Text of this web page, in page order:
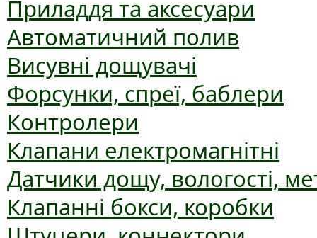
Приладдя та аксесуари
Автоматичний полив
Висувні дощувачі
Форсунки, спреї, баблери
Контролери
Клапани електромагнітні
Датчики дощу, вологості,
Клапанні бокси, коробки